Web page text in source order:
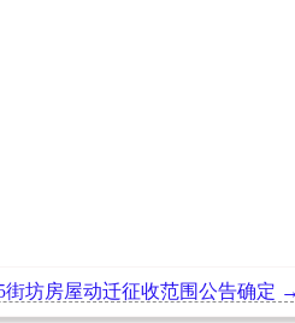
街坊房屋动迁征收范围公告确定